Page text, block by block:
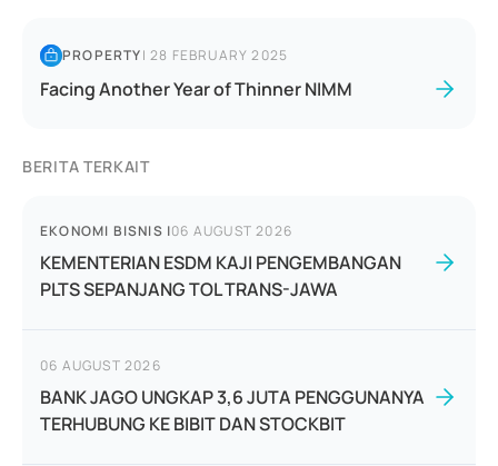
PROPERTY|28 FEBRUARY 2025
Facing Another Year of Thinner NIMM
BERITA TERKAIT
EKONOMI BISNIS |06 AUGUST 2026
KEMENTERIAN ESDM KAJI PENGEMBANGAN
PLTS SEPANJANG TOL TRANS-JAWA
06 AUGUST 2026
BANK JAGO UNGKAP 3,6 JUTA PENGGUNANYA
TERHUBUNG KE BIBIT DAN STOCKBIT